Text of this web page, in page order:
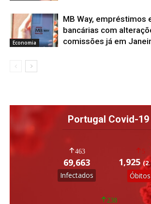
Economia
MB Way, empréstimos
bancárias com
comissões já em
Portugal Covid-19
463
69,663
Infectados
5
1,925
Óbitos
238